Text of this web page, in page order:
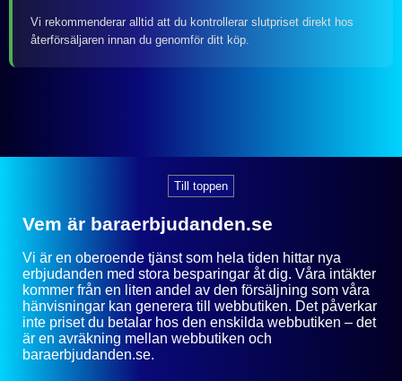
Vi rekommenderar alltid att du kontrollerar slutpriset direkt hos
återförsäljaren innan du genomför ditt köp.
Till toppen
Vem är baraerbjudanden.se
Vi är en oberoende tjänst som hela tiden hittar nya
erbjudanden med stora besparingar åt dig. Våra intäkter
kommer från en liten andel av den försäljning som våra
hänvisningar kan generera till webbutiken. Det påverkar
inte priset du betalar hos den enskilda webbutiken – det
är en avräkning mellan webbutiken och
baraerbjudanden.se.